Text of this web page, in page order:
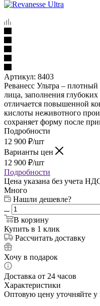
Артикул: 8403
Реванесс Ультра –
лица, заполнения
отличается повышенной
кислоты неживотного
сохраняет форму после
Подробности
12 900 ₽/шт
Варианты цен
12 900 ₽/шт
Подробности
Цена указана без учета
Много
Нашли дешевле?
В корзину
Купить в 1 клик
Рассчитать доставку
Хочу в подарок
Доставка от 24 часов
Характеристики
Оптовую цену уточняйте у